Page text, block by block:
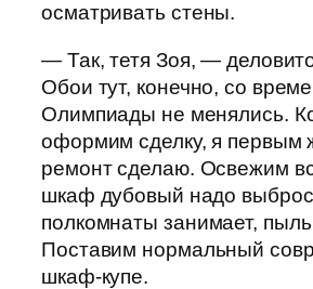
осматривать стены.
— Так, тетя Зоя, —
Обои тут, конечно, со
Олимпиады не менялись.
оформим сделку, я первым
ремонт сделаю. Освежим
шкаф дубовый надо
полкомнаты занимает,
Поставим нормальный
шкаф-купе.